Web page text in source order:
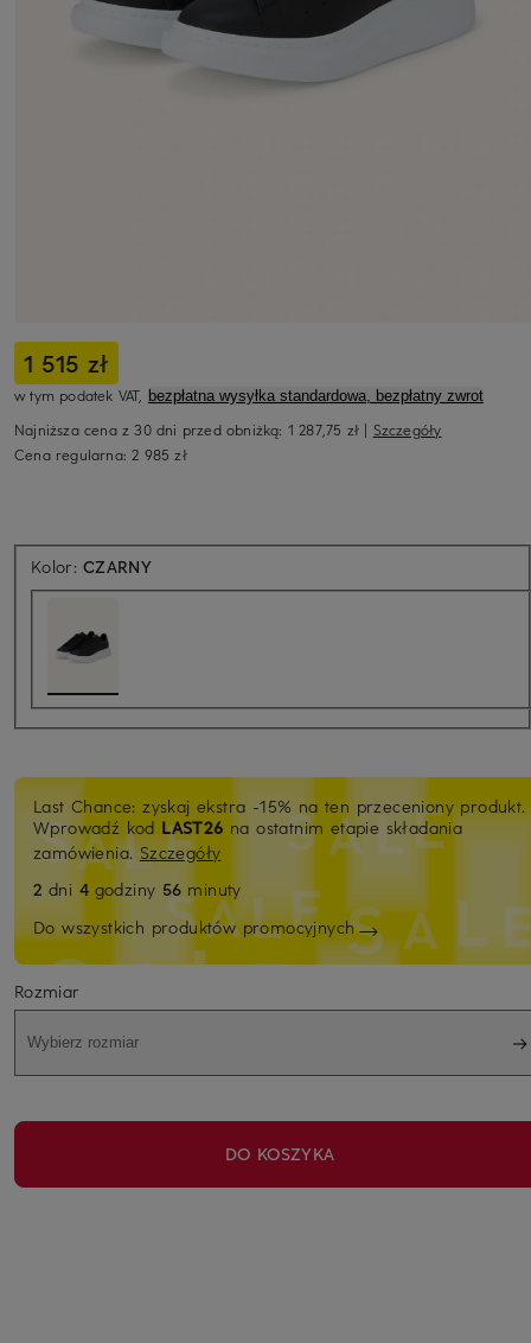
1 515 zł
w tym podatek VAT, bezpłatna wysyłka standardowa, bezpłatny zwrot
Najniższa cena z 30 dni przed obniżką: 1 287,75 zł | Szczegóły
Cena regularna:2 985 zł
Kolor:CZARNY
Last Chance: zyskaj ekstra -15% na ten przeceniony produkt.
Wprowadź kod LAST26 na ostatnim etapie składania
zamówienia. Szczegóły
2 dni 4 godziny 56 minuty
Do wszystkich produktów promocyjnych
Rozmiar
Wybierz rozmiar
DO KOSZYKA